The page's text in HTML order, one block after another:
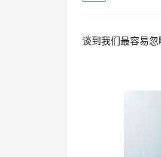
谈到我们最容易忽